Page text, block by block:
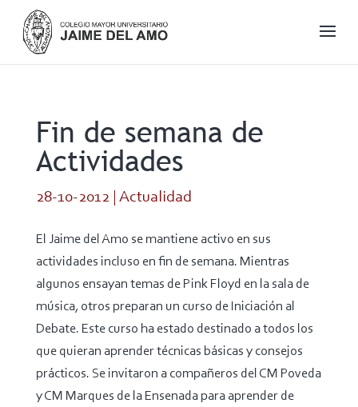
Fin de semana de
Actividades
28-10-2012| Actualidad
El Jaime del Amo se mantiene activo en sus
actividades incluso en fin de semana. Mientras
algunos ensayan temas de Pink Floyd en la sala de
música, otros preparan un curso de Iniciación al
Debate. Este curso ha estado destinado a todos los
que quieran aprender técnicas básicas y consejos
prácticos. Se invitaron a compañeros del CM Poveda
y CM Marques de la Ensenada para aprender de